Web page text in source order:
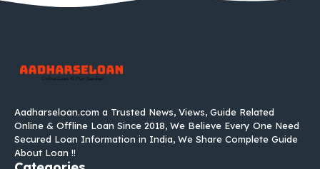
Aadharseloan.com a Trusted News, Views, Guide Related
Online & Offline Loan Since 2018, We Believe Every One Need
Secured Loan Information in India, We Share Complete Guide
About Loan !!